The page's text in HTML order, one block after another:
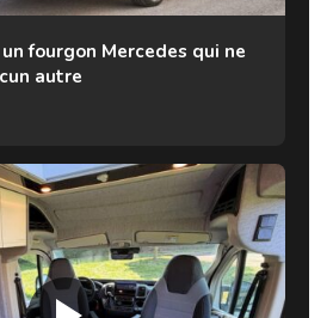
fourgon Mercedes qui ne
autre